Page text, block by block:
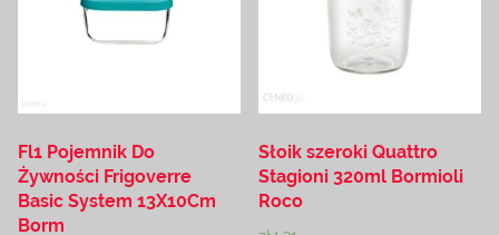
Fl1 Pojemnik Do
Żywności Frigoverre
Basic System 13X10Cm
Borm
Słoik szeroki Quattro
Stagioni 320ml Bormioli
Roco